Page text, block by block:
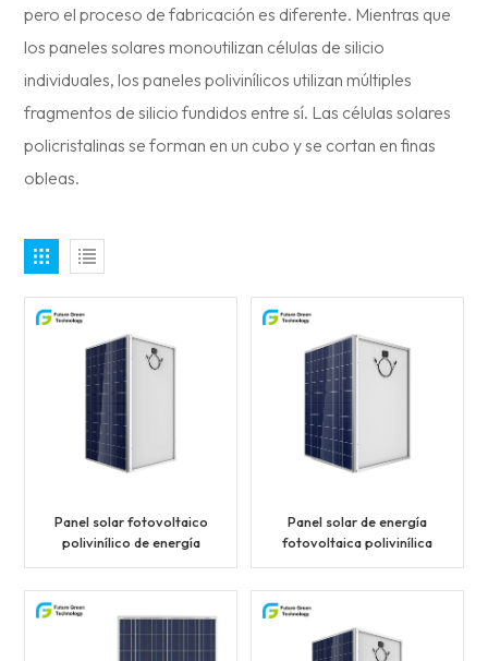
pero el proceso de fabricación es diferente. Mientras que
los paneles solares monoutilizan células de silicio
individuales, los paneles polivinílicos utilizan múltiples
fragmentos de silicio fundidos entre sí. Las células solares
policristalinas se forman en un cubo y se cortan en finas
obleas.
Panel solar fotovoltaico
polivinílico de energía
Panel solar de energía
fotovoltaica polivinílica